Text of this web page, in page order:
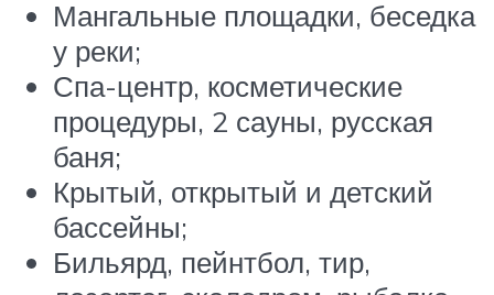
Мангальные площадки, беседка
у реки;
Спа-центр, косметические
процедуры, 2 сауны, русская
баня;
Крытый, открытый и детский
бассейны;
Бильярд, пейнтбол, тир,